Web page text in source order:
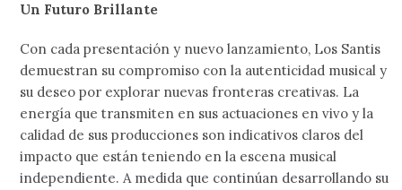
Un Futuro Brillante
Con cada presentación y nuevo lanzamiento, Los Santis
demuestran su compromiso con la autenticidad musical y
su deseo por explorar nuevas fronteras creativas. La
energía que transmiten en sus actuaciones en vivo y la
calidad de sus producciones son indicativos claros del
impacto que están teniendo en la escena musical
independiente. A medida que continúan desarrollando su